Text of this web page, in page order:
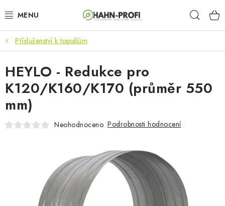
na
KLIMATIZACE
ELEKTROCENTRÁLY
ZAHRADNÍ TECHNIKA
STAVEBNÍ TECHNIKA
ODVLHČOVAČE
TOPIDLA
Příslušenství k topidlům
HEYLO - Redukce pro
K120/K160/K170 (průměr 550
mm)
Neohodnoceno Podrobnosti hodnocení